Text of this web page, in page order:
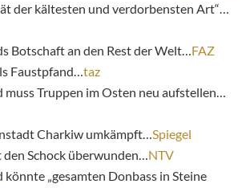
der kältesten und verdorbensten Art“…
Botschaft an den Rest der Welt…FAZ
Faustpfand…taz
muss Truppen im Osten neu aufstellen…
Charkiw umkämpft…Spiegel
den Schock überwunden…NTV
könnte „gesamten Donbass in Steine